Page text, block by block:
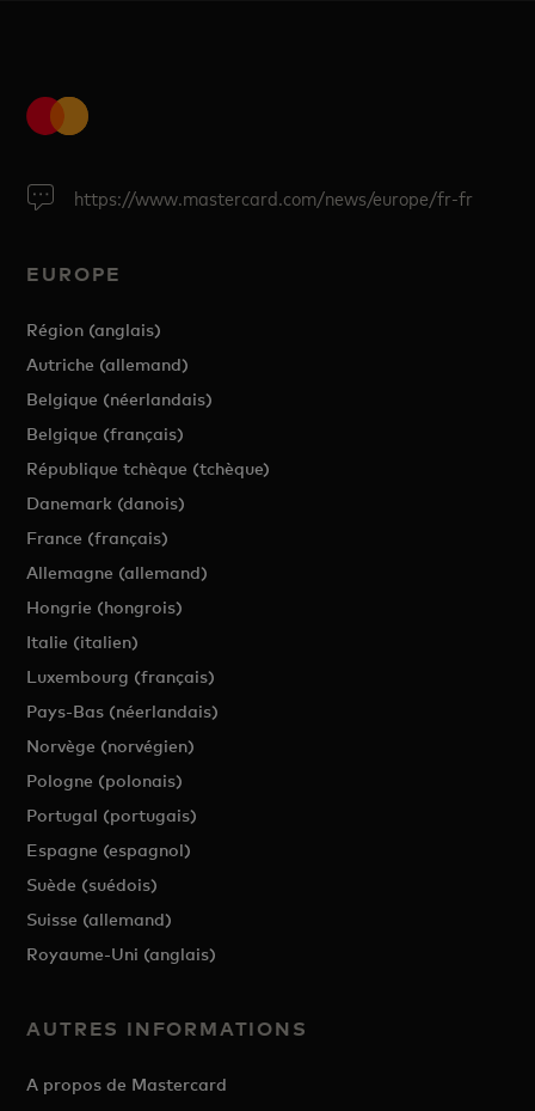
https://www.mastercard.com/news/europe/fr-fr
EUROPE
Région (anglais)
Autriche (allemand)
Belgique (néerlandais)
Belgique (français)
République tchèque (tchèque)
Danemark (danois)
France (français)
Allemagne (allemand)
Hongrie (hongrois)
Italie (italien)
Luxembourg (français)
Pays-Bas (néerlandais)
Norvège (norvégien)
Pologne (polonais)
Portugal (portugais)
Espagne (espagnol)
Suède (suédois)
Suisse (allemand)
Royaume-Uni (anglais)
AUTRES INFORMATIONS
A propos de Mastercard